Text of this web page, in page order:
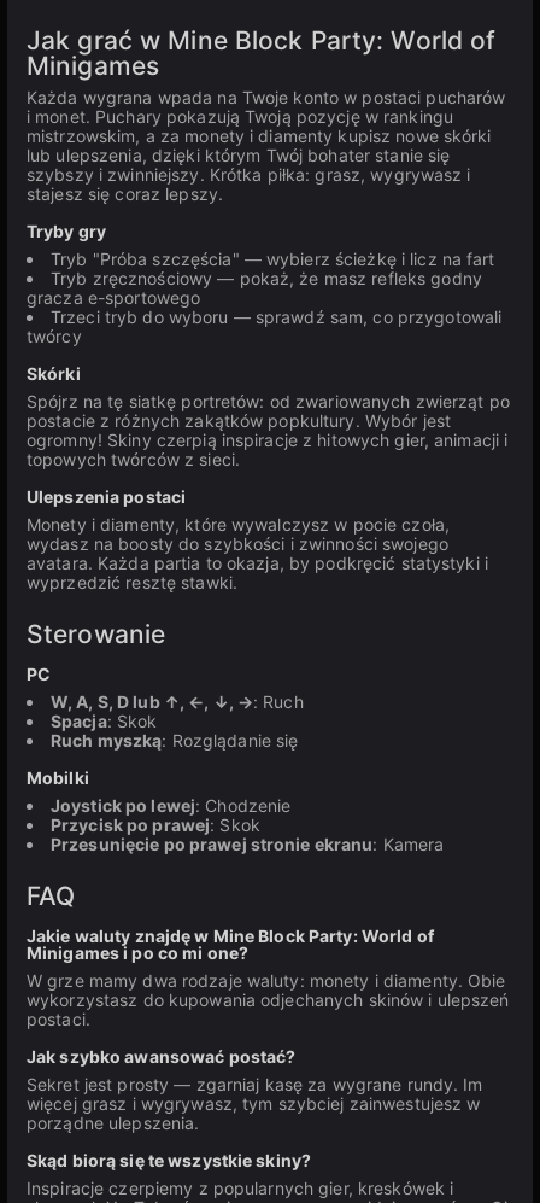
Jak grać w Mine Block Party: World of
Minigames
Każda wygrana wpada na Twoje konto w postaci pucharów
i monet. Puchary pokazują Twoją pozycję w rankingu
mistrzowskim, a za monety i diamenty kupisz nowe skórki
lub ulepszenia, dzięki którym Twój bohater stanie się
szybszy i zwinniejszy. Krótka piłka: grasz, wygrywasz i
stajesz się coraz lepszy.
Tryby gry
Tryb "Próba szczęścia" — wybierz ścieżkę i licz na fart
Tryb zręcznościowy — pokaż, że masz refleks godny
gracza e-sportowego
Trzeci tryb do wyboru — sprawdź sam, co przygotowali
twórcy
Skórki
Spójrz na tę siatkę portretów: od zwariowanych zwierząt po
postacie z różnych zakątków popkultury. Wybór jest
ogromny! Skiny czerpią inspiracje z hitowych gier, animacji i
topowych twórców z sieci.
Ulepszenia postaci
Monety i diamenty, które wywalczysz w pocie czoła,
wydasz na boosty do szybkości i zwinności swojego
avatara. Każda partia to okazja, by podkręcić statystyki i
wyprzedzić resztę stawki.
Sterowanie
PC
W, A, S, D lub ↑, ←, ↓, →: Ruch
Spacja: Skok
Ruch myszką: Rozglądanie się
Mobilki
Joystick po lewej: Chodzenie
Przycisk po prawej: Skok
Przesunięcie po prawej stronie ekranu: Kamera
FAQ
Jakie waluty znajdę w Mine Block Party: World of
Minigames i po co mi one?
W grze mamy dwa rodzaje waluty: monety i diamenty. Obie
wykorzystasz do kupowania odjechanych skinów i ulepszeń
postaci.
Jak szybko awansować postać?
Sekret jest prosty — zgarniaj kasę za wygrane rundy. Im
więcej grasz i wygrywasz, tym szybciej zainwestujesz w
porządne ulepszenia.
Skąd biorą się te wszystkie skiny?
Inspiracje czerpiemy z popularnych gier, kreskówek i